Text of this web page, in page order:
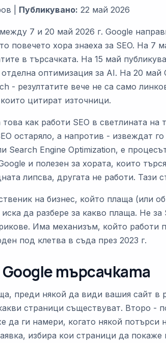
| Публикувано: 22 май 2026
7 и 20 май 2026 г. Google
повечето хора знаеха за SEO. На 7
в търсачката. На 15 май
оптимизация за AI. На 20 май
- резултатите вече не са само
цитират източници.
това как работи SEO в светлината
остаряло, а напротив - извеждат
Search Engine Optimization, е
и полезен за хората, които
липсва, другата не работи. Тази
на бизнес, който плаща (или
да разбере за какво плаща. Не
Има механизъм, който работи
под клетва в съда през 2023 г.
търсачката
преди някой да види вашия сайт в
страници съществуват. Второ -
да ги намери, когато някой потърси
избира кои страници да